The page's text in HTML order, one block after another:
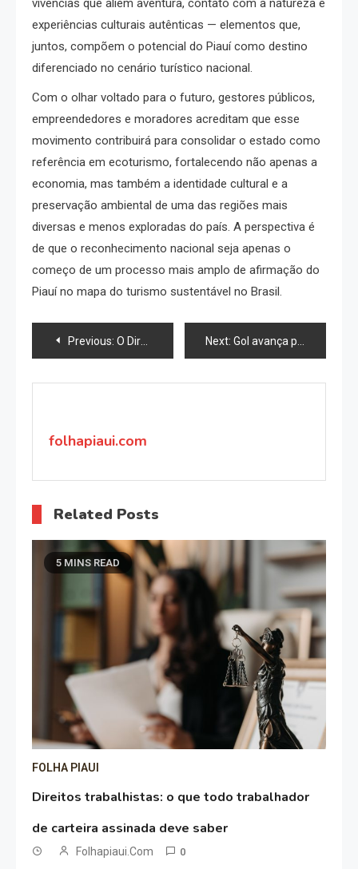
vivências que aliem aventura, contato com a natureza e
experiências culturais autênticas — elementos que,
juntos, compõem o potencial do Piauí como destino
diferenciado no cenário turístico nacional.
Com o olhar voltado para o futuro, gestores públicos,
empreendedores e moradores acreditam que esse
movimento contribuirá para consolidar o estado como
referência em ecoturismo, fortalecendo não apenas a
economia, mas também a identidade cultural e a
preservação ambiental de uma das regiões mais
diversas e menos exploradas do país. A perspectiva é
de que o reconhecimento nacional seja apenas o
começo de um processo mais amplo de afirmação do
Piauí no mapa do turismo sustentável no Brasil.
Navegação
de
Previous: O Direito em movimento: um guia prático para quem deseja atuar desde o início da carreira Next: Gol avança para fechar capital após aval da CVM e prepara saída da Bolsa
folhapiaui.com
Related Posts
5 MINS READ
FOLHA PIAUI
Direitos trabalhistas: o que todo trabalhador
de carteira assinada deve saber
Folhapiaui.com 0